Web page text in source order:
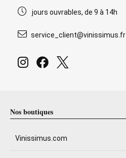
jours ouvrables, de 9 à 14h
service_client@vinissimus.fr
Nos boutiques
Vinissimus.com